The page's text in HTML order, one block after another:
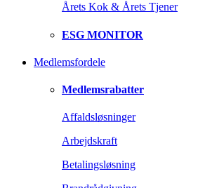
Årets Kok & Årets Tjener
ESG MONITOR
Medlemsfordele
Medlemsrabatter
Affaldsløsninger
Arbejdskraft
Betalingsløsning